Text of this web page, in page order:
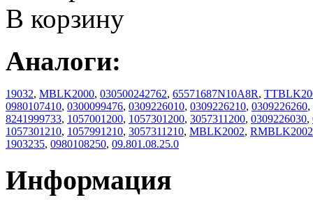
В корзину
Аналоги:
19032, MBLK2000, 030500242762, 65571687N10A8R,
0980107410, 0300099476, 0309226010, 0309226210, 0309226260,
8241999733, 1057001200, 1057301200, 3057311200, 0309226030,
1057301210, 1057991210, 3057311210, MBLK2002, RMBLK2002
1903235, 0980108250, 09.801.08.25.0
Информация